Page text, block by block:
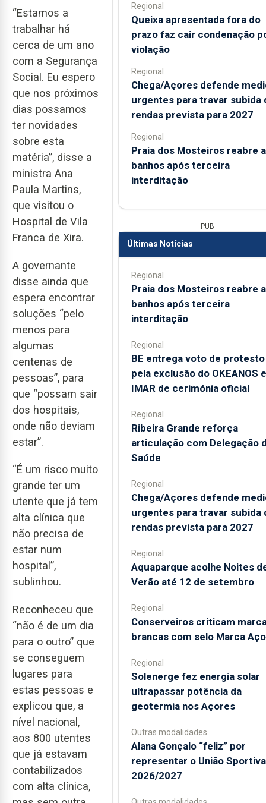
“Estamos a
trabalhar há
cerca de um ano
com a Segurança
Social. Eu espero
que nos próximos
dias possamos
ter novidades
sobre esta
matéria”, disse a
ministra Ana
Paula Martins,
que visitou o
Hospital de Vila
Franca de Xira.
A governante
disse ainda que
espera encontrar
soluções “pelo
menos para
algumas
centenas de
pessoas”, para
que “possam sair
dos hospitais,
onde não deviam
estar”.
“É um risco muito
grande ter um
utente que já tem
alta clínica que
não precisa de
estar num
hospital”,
sublinhou.
Reconheceu que
“não é de um dia
para o outro” que
se conseguem
lugares para
estas pessoas e
explicou que, a
nível nacional,
aos 800 utentes
que já estavam
contabilizados
com alta clínica,
Regional
Queixa apresentada fora do
prazo faz cair condenação
violação
Regional
Chega/Açores defende
urgentes para travar subida
rendas prevista para 2027
Regional
Praia dos Mosteiros reabre a
banhos após terceira
interditação
PUB
Últimas Notícias
Regional
Praia dos Mosteiros reabre a
banhos após terceira
interditação
Regional
BE entrega voto de protesto
pela exclusão do OKEANOS e
IMAR de cerimónia oficial
Regional
Ribeira Grande reforça
articulação com Delegação
Saúde
Regional
Chega/Açores defende
urgentes para travar subida
rendas prevista para 2027
Regional
Aquaparque acolhe Noites
Verão até 12 de setembro
Regional
Conserveiros criticam
brancas com selo Marca
Regional
Solenerge fez energia solar
ultrapassar potência da
geotermia nos Açores
Outras modalidades
Alana Gonçalo “feliz” por
representar o União
2026/2027